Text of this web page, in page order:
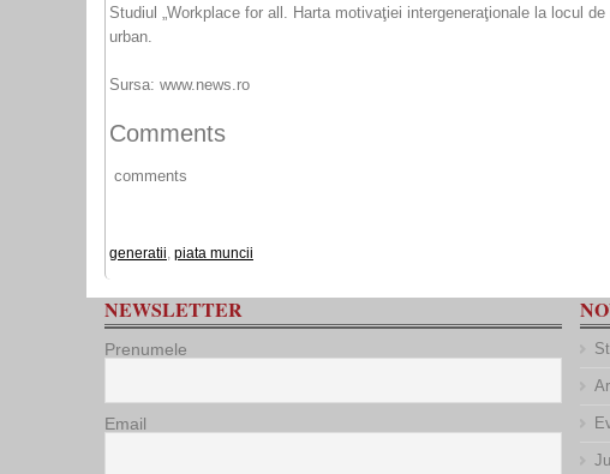
Studiul „Workplace for all. Harta motivaţiei intergeneraţionale la locul
urban.
Sursa: www.news.ro
Comments
comments
generatii, piata muncii
NEWSLETTER
Prenumele
Email